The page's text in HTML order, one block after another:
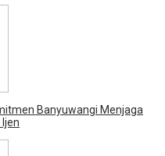
Banyuwangi Menjaga